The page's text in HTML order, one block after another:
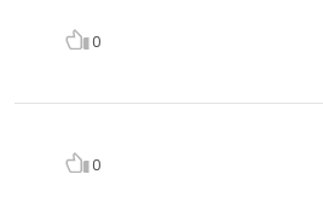
0
0